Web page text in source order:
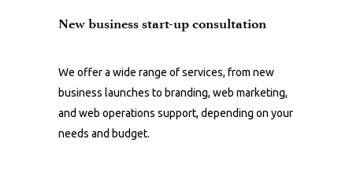
New business start-up consultation
We offer a wide range of services, from new
business launches to branding, web marketing,
and web operations support, depending on your
needs and budget.